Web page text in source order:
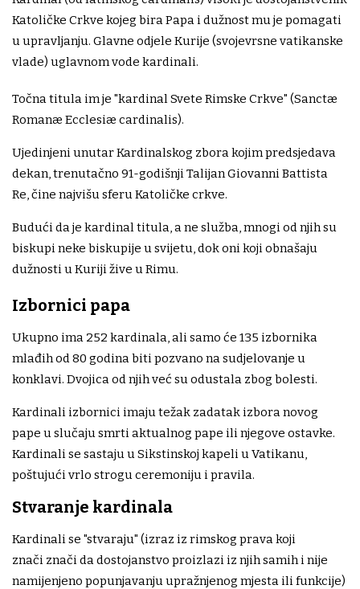
Katoličke Crkve kojeg bira Papa i dužnost mu je pomagati
u upravljanju. Glavne odjele Kurije (svojevrsne vatikanske
vlade) uglavnom vode kardinali.
Točna titula im je "kardinal Svete Rimske Crkve" (Sanctæ
Romanæ Ecclesiæ cardinalis).
Ujedinjeni unutar Kardinalskog zbora kojim predsjedava
dekan, trenutačno 91-godišnji Talijan Giovanni Battista
Re, čine najvišu sferu Katoličke crkve.
Budući da je kardinal titula, a ne služba, mnogi od njih su
biskupi neke biskupije u svijetu, dok oni koji obnašaju
dužnosti u Kuriji žive u Rimu.
Izbornici papa
Ukupno ima 252 kardinala, ali samo će 135 izbornika
mlađih od 80 godina biti pozvano na sudjelovanje u
konklavi. Dvojica od njih već su odustala zbog bolesti.
Kardinali izbornici imaju težak zadatak izbora novog
pape u slučaju smrti aktualnog pape ili njegove ostavke.
Kardinali se sastaju u Sikstinskoj kapeli u Vatikanu,
poštujući vrlo strogu ceremoniju i pravila.
Stvaranje kardinala
Kardinali se "stvaraju" (izraz iz rimskog prava koji
znači znači da dostojanstvo proizlazi iz njih samih i nije
namijenjeno popunjavanju upražnjenog mjesta ili funkcije)